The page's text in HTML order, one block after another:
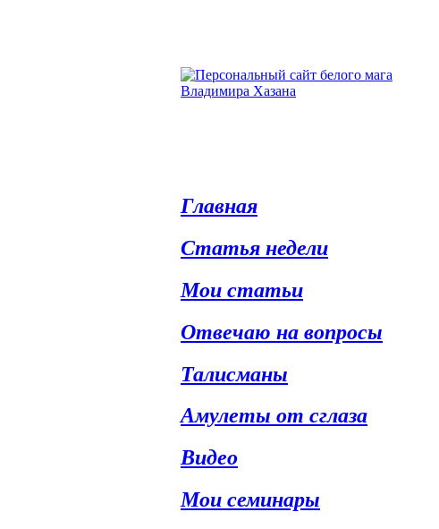
Главная
Статья недели
Мои статьи
Отвечаю на вопросы
Талисманы
Амулеты от сглаза
Видео
Мои семинары